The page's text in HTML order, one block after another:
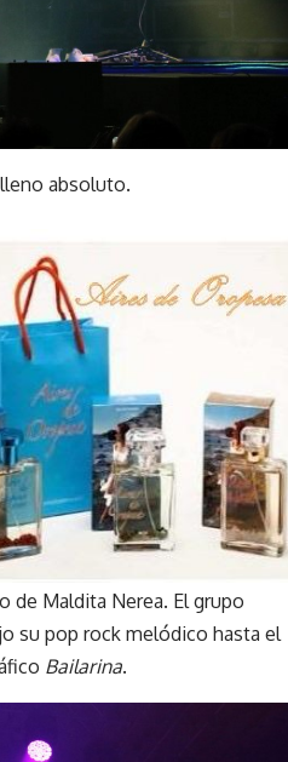
absoluto.
de Maldita Nerea. El grupo
su pop rock melódico hasta el
Bailarina.